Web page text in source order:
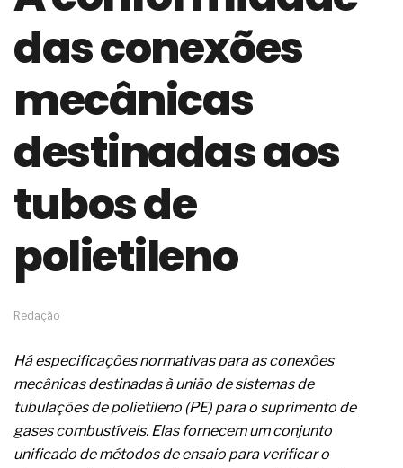
de governança das organizações
O desenho industrial ganha espaço como
estratégia competitiva nas empresas
materiais cimentícios com fibra de vidro
A próxima vantagem competitiva não está no
A IA elevou a régua do comprador B2B e a venda
complexa ficou ainda mais humana
cabos e condutores elétricos
A fabricação conforme das portas com tipologia
de giro para as saídas de emergência
A sua indústria toma decisões ou apenas reage
tentar criar uma reserva de mercado sobre as
NBR ISO
Os critérios médicos da síndrome metabólica
A prevenção clínica da coceira no ânus
Os sintomas clínicos do teratoma de ovário
O tratamento médico da síndrome da fadiga
das conexões
mecânicas
destinadas aos
tubos de
polietileno
Redação
Há especificações normativas para as conexões
mecânicas destinadas à união de sistemas de
tubulações de polietileno (PE) para o suprimento de
gases combustíveis. Elas fornecem um conjunto
unificado de métodos de ensaio para verificar o